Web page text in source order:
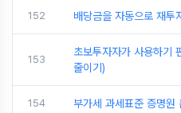
152 배당금을 자동으로 재
153
초보투자자가 사용하기
줄이기)
154 부가세 과세표준 증명원